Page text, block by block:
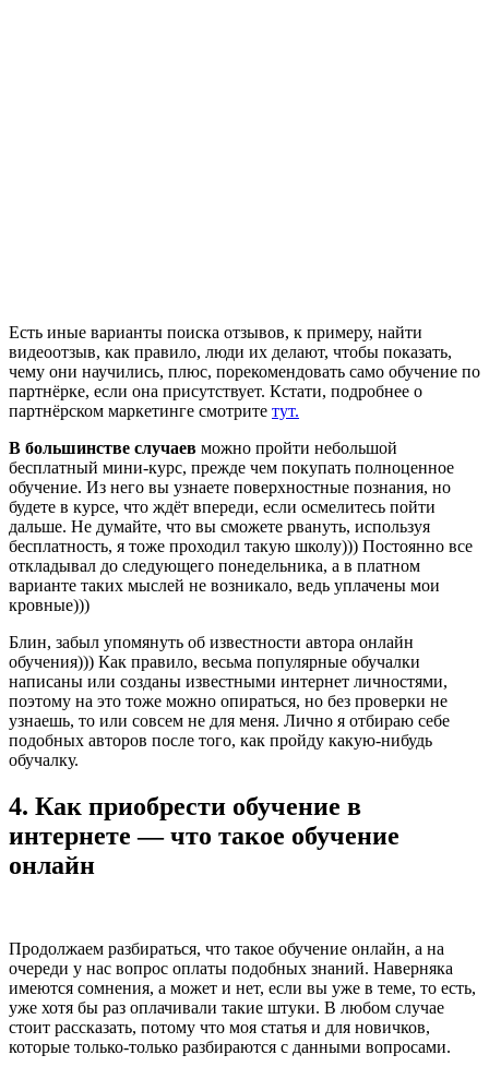
Есть иные варианты поиска отзывов, к примеру, найти
видеоотзыв, как правило, люди их делают, чтобы показать,
чему они научились, плюс, порекомендовать само обучение по
партнёрке, если она присутствует. Кстати, подробнее о
партнёрском маркетинге смотрите тут.
В большинстве случаев можно пройти небольшой
бесплатный мини-курс, прежде чем покупать полноценное
обучение. Из него вы узнаете поверхностные познания, но
будете в курсе, что ждёт впереди, если осмелитесь пойти
дальше. Не думайте, что вы сможете рвануть, используя
бесплатность, я тоже проходил такую школу))) Постоянно все
откладывал до следующего понедельника, а в платном
варианте таких мыслей не возникало, ведь уплачены мои
кровные)))
Блин, забыл упомянуть об известности автора онлайн
обучения))) Как правило, весьма популярные обучалки
написаны или созданы известными интернет личностями,
поэтому на это тоже можно опираться, но без проверки не
узнаешь, то или совсем не для меня. Лично я отбираю себе
подобных авторов после того, как пройду какую-нибудь
обучалку.
4. Как приобрести обучение в
интернете — что такое обучение
онлайн
Продолжаем разбираться, что такое обучение онлайн, а на
очереди у нас вопрос оплаты подобных знаний. Наверняка
имеются сомнения, а может и нет, если вы уже в теме, то есть,
уже хотя бы раз оплачивали такие штуки. В любом случае
стоит рассказать, потому что моя статья и для новичков,
которые только-только разбираются с данными вопросами.